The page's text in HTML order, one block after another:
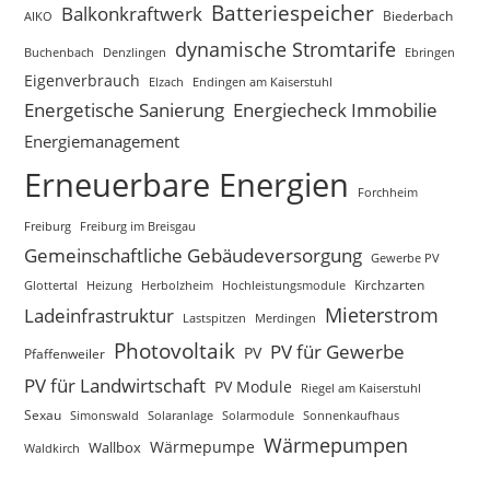
AIKO Balkonkraftwerk Batteriespeicher Biederbach
Buchenbach Denzlingen dynamische Stromtarife Ebringen
Eigenverbrauch Elzach Endingen am Kaiserstuhl
Energetische Sanierung Energiecheck Immobilie
Energiemanagement
Erneuerbare Energien Forchheim
Freiburg Freiburg im Breisgau
Gemeinschaftliche Gebäudeversorgung Gewerbe PV
Glottertal
Heizung Herbolzheim Hochleistungsmodule Kirchzarten
Ladeinfrastruktur Lastspitzen Merdingen Mieterstrom
Pfaffenweiler Photovoltaik PV PV für Gewerbe
PV für Landwirtschaft PV Module Riegel am Kaiserstuhl
Sexau Simonswald Solaranlage Solarmodule Sonnenkaufhaus
Waldkirch
Wallbox Wärmepumpe Wärmepumpen